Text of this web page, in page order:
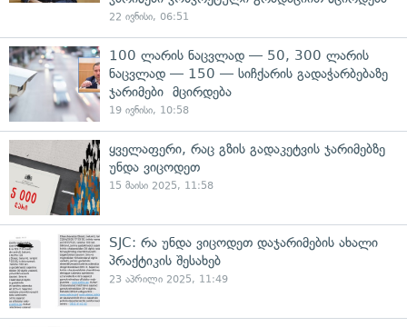
22 ივნისი, 06:51
100 ლარის ნაცვლად — 50, 300 ლარის
ნაცვლად — 150 — სიჩქარის გადაჭარბებაზე
ჯარიმები მცირდება
19 ივნისი, 10:58
ყველაფერი, რაც გზის გადაკეტვის ჯარიმებზე
უნდა ვიცოდეთ
15 მაისი 2025, 11:58
SJC: რა უნდა ვიცოდეთ დაჯარიმების ახალი
პრაქტიკის შესახებ
23 აპრილი 2025, 11:49